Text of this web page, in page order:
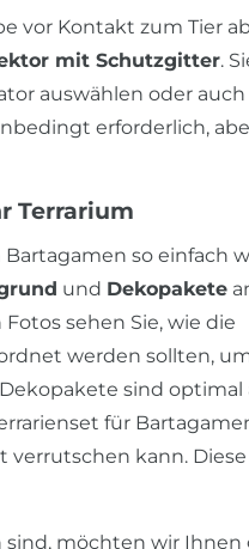
vor Kontakt zum Tier
mit Schutzgitter.
auswählen oder auch
erforderlich,
Terrarium
so einfach
und Dekopakete
sehen Sie, wie die
werden sollten,
sind optimal
für
verrutschen kann.
möchten wir